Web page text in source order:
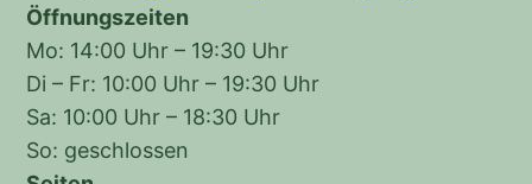
Öffnungszeiten
Mo: 14:00 Uhr – 19:30 Uhr
Di – Fr: 10:00 Uhr – 19:30 Uhr
Sa: 10:00 Uhr – 18:30 Uhr
So: geschlossen